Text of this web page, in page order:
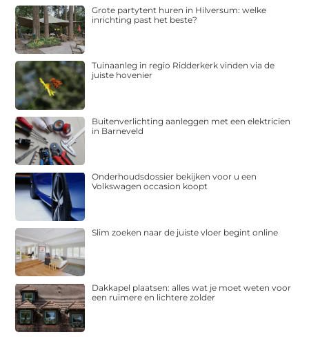
Grote partytent huren in Hilversum: welke
inrichting past het beste?
Tuinaanleg in regio Ridderkerk vinden via de
juiste hovenier
Buitenverlichting aanleggen met een elektricien
in Barneveld
Onderhoudsdossier bekijken voor u een
Volkswagen occasion koopt
Slim zoeken naar de juiste vloer begint online
Dakkapel plaatsen: alles wat je moet weten voor
een ruimere en lichtere zolder